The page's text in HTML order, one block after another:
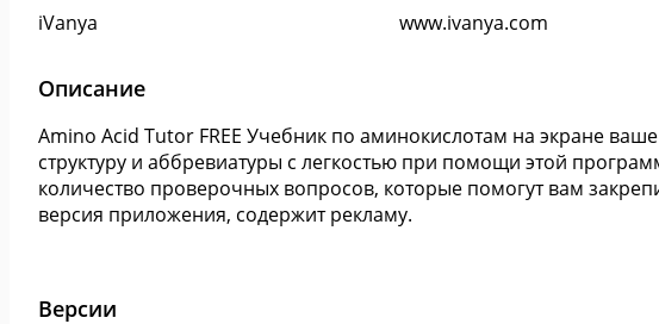
iVanya www.ivanya.com
Описание
Amino Acid Tutor FREE Учебник по аминокислотам на экране
структуру и аббревиатуры с легкостью при помощи этой
количество проверочных вопросов, которые помогут вам
версия приложения, содержит рекламу.
Версии